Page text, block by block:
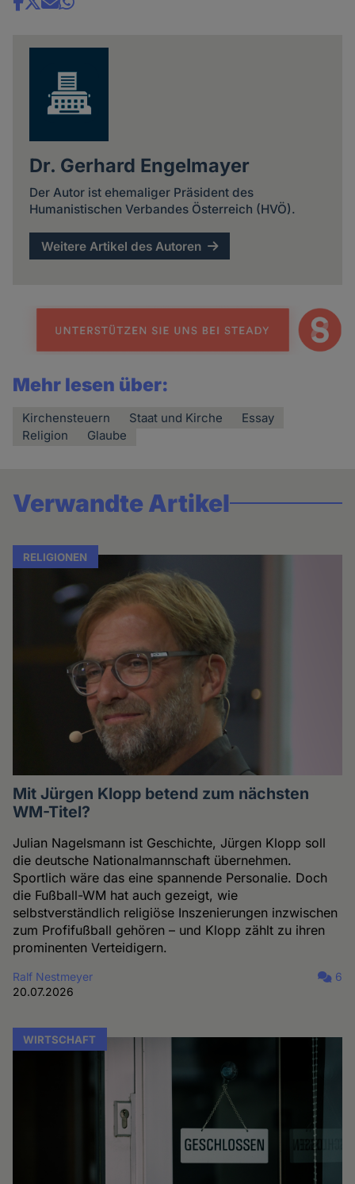
Share
Dr. Gerhard Engelmayer
Der Autor ist ehemaliger Präsident des
Humanistischen Verbandes Österreich (HVÖ).
Weitere Artikel des Autoren
Mehr lesen über:
Kirchensteuern Staat und Kirche
Essay
Religion
Glaube
Verwandte Artikel
RELIGIONEN
Mit Jürgen Klopp betend zum nächsten
WM-Titel?
Julian Nagelsmann ist Geschichte, Jürgen Klopp soll
die deutsche Nationalmannschaft übernehmen.
Sportlich wäre das eine spannende Personalie. Doch
die Fußball-WM hat auch gezeigt, wie
selbstverständlich religiöse Inszenierungen inzwischen
zum Profifußball gehören – und Klopp zählt zu ihren
prominenten Verteidigern.
Ralf Nestmeyer
20.07.2026
6
WIRTSCHAFT